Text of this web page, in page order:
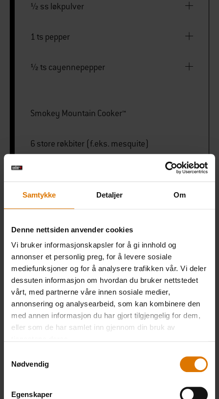
Samtykke Detaljer Om
Denne nettsiden anvender cookies
Vi bruker informasjonskapsler for å gi innhold og
annonser et personlig preg, for å levere sosiale
mediefunksjoner og for å analysere trafikken vår. Vi deler
dessuten informasjon om hvordan du bruker nettstedet
vårt, med partnerne våre innen sosiale medier,
annonsering og analysearbeid, som kan kombinere den
med annen informasjon du har gjort tilgjengelig for dem,
eller som de har samlet inn gjennom din bruk av
Nødvendig
Egenskaper
½ ss løkpulver
1 ts pepper
½ ts cayennepepper
Smokey Mountain Cooker™
6 store røkbiter (f.eks. mesquite)
PRINT THIS LIST
Gjør det enkelt
Anbefalt tilbehør